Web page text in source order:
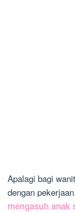
Apalagi bagi
dengan
mengasuh anak